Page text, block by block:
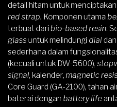
detail hitam untuk
red strap. Komponen utama
terbuat dari bio-based resin.
glassuntuk melindungi dial
sederhana dalam
(kecuali untuk DW-5600),
signal, kalender, magnetic
Core Guard (GA-2100), tahan
baterai dengan battery life